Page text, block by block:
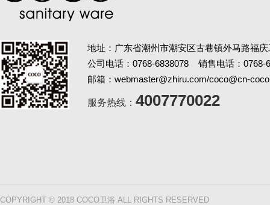
地址：广东省潮州市潮安区古巷镇外马路福
公司电话：0768-6838078 销售电话：0768-
邮箱：webmaster@zhiru.com/coco@cn-
服务热线： 4007770022
COPYRIGHT © 2018 COCO卫浴 ALL RIGHTS RESERVED